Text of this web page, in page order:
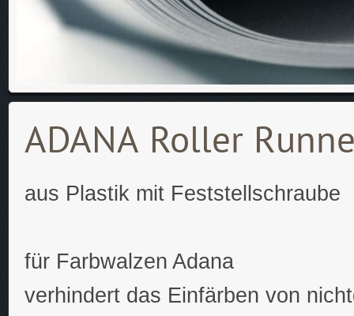
ADANA Roller
aus Plastik mit Feststellschraube
für Farbwalzen Adana
verhindert das Einfärben von